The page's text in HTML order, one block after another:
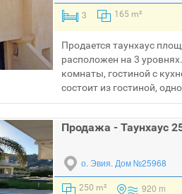
3 165 m²
Продается таунхаус
расположен на 3
комнаты, гостиной с
состоит из гостиной,
Продажа - Таунхаус
о. Эвия. Дом №25968
250 m² 920 m